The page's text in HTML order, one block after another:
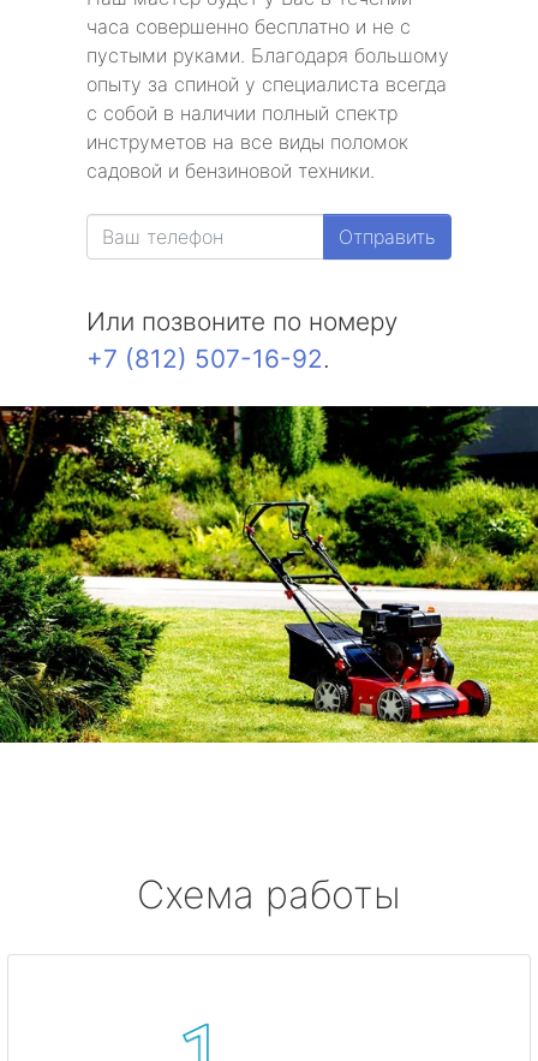
часа совершенно бесплатно и не с
пустыми руками. Благодаря большому
опыту за спиной у специалиста всегда
с собой в наличии полный спектр
инструметов на все виды поломок
садовой и бензиновой техники.
Отправить
Или позвоните по номеру
+7 (812) 507-16-92.
Схема работы